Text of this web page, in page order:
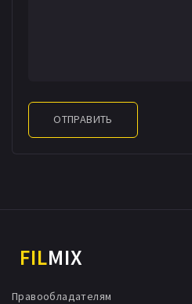
ОТПРАВИТЬ
FILMIX
Правообладателям